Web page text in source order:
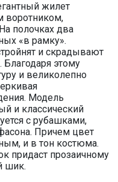
жилет
полочках два
«в рамку».
и скрадывают
этому
и великолепно
Модель
и классический
с рубашками,
Причем цвет
и в тон костюма.
придаст прозаичному
шик.